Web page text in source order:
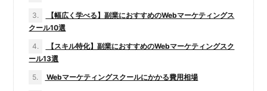
3.
【幅広く学べる】副業におすすめのWebマーケティングス
クール10選
4.
【スキル特化】副業におすすめのWebマーケティングスク
ール13選
5. Webマーケティングスクールにかかる費用相場